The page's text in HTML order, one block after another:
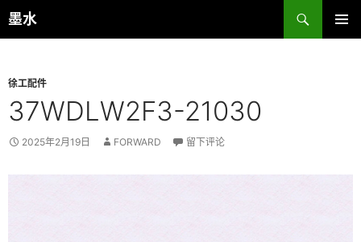
跳
至
墨水
搜
索
徐工配件
37WDLW2F3-21030
2025年2月19日 FORWARD 留下评论